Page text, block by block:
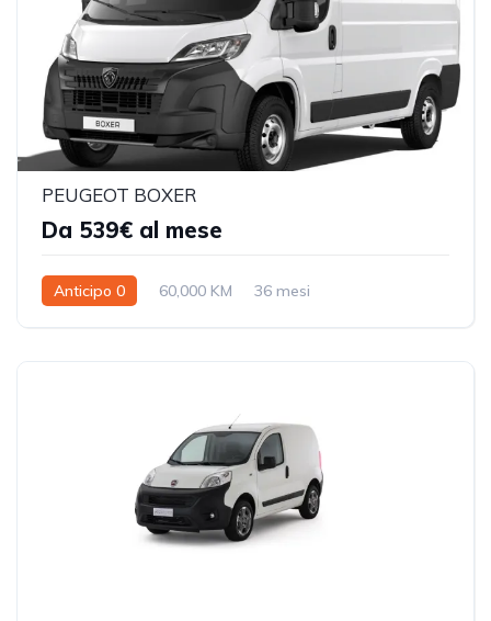
PEUGEOT BOXER
Da 539€ al mese
Anticipo 0 60,000 KM 36 mesi